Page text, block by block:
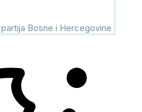
Bosne i Hercegovine